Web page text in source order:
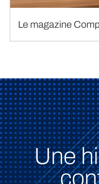
Le magazine
Une